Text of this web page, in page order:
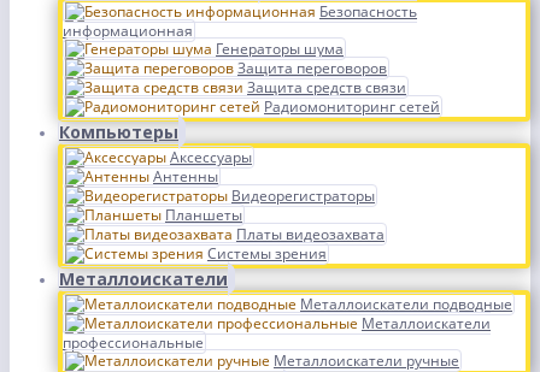
Безопасность
информационная
Генераторы шума
Защита переговоров
Защита средств связи
Радиомониторинг сетей
Компьютеры
Аксессуары
Антенны
Видеорегистраторы
Планшеты
Платы видеозахвата
Системы зрения
Металлоискатели
Металлоискатели подводные
Металлоискатели
профессиональные
Металлоискатели ручные